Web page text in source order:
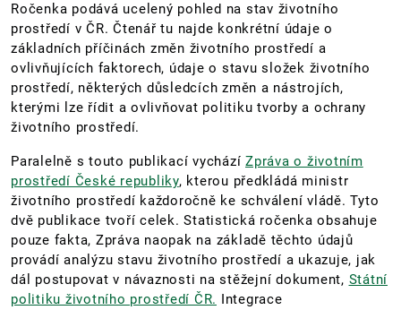
Ročenka podává ucelený pohled na stav životního
prostředí v ČR. Čtenář tu najde konkrétní údaje o
základních příčinách změn životního prostředí a
ovlivňujících faktorech, údaje o stavu složek životního
prostředí, některých důsledcích změn a nástrojích,
kterými lze řídit a ovlivňovat politiku tvorby a ochrany
životního prostředí.
Paralelně s touto publikací vychází Zpráva o životním
prostředí České republiky, kterou předkládá ministr
životního prostředí každoročně ke schválení vládě. Tyto
dvě publikace tvoří celek. Statistická ročenka obsahuje
pouze fakta, Zpráva naopak na základě těchto údajů
provádí analýzu stavu životního prostředí a ukazuje, jak
dál postupovat v návaznosti na stěžejní dokument, Státní
politiku životního prostředí ČR. Integrace